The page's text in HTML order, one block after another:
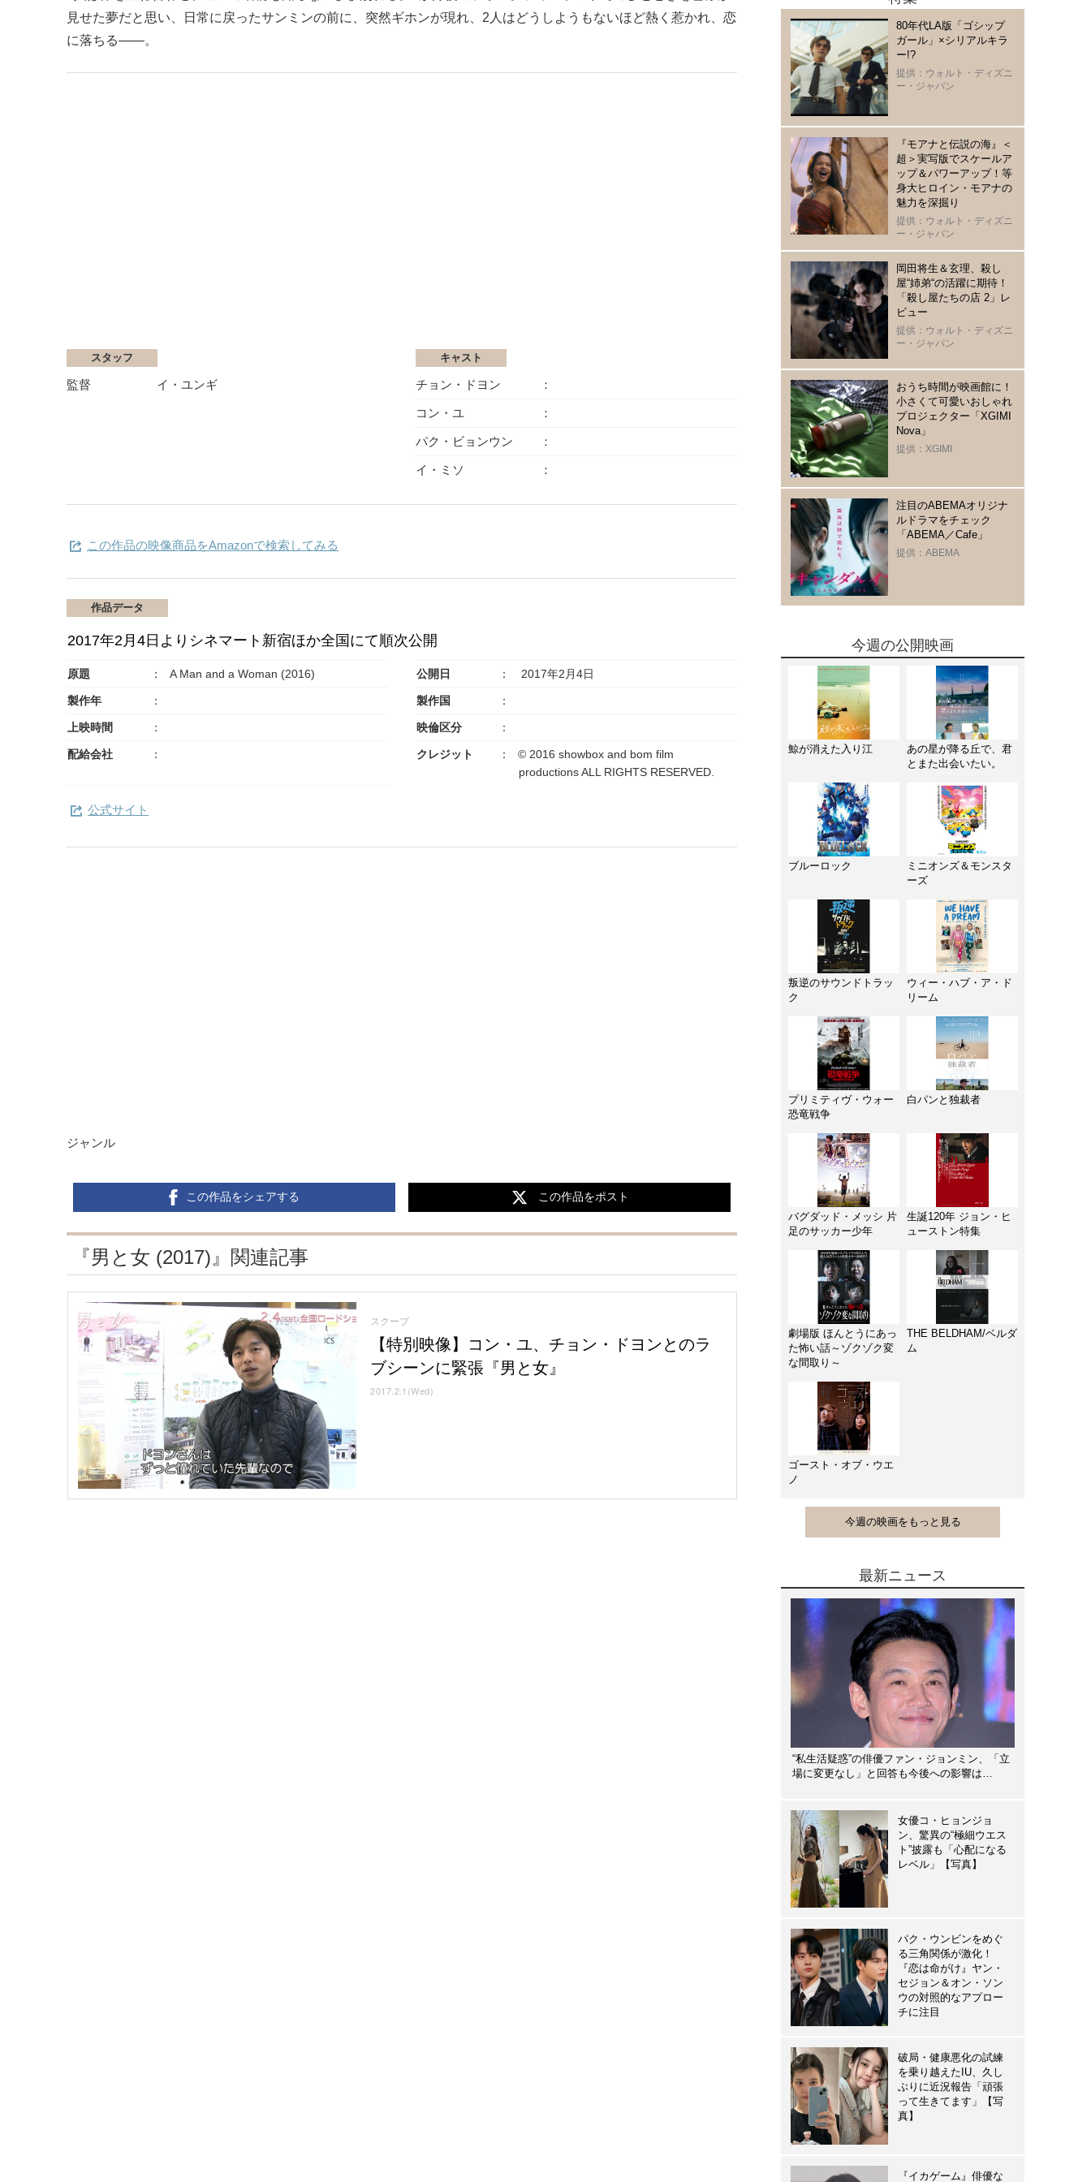
見せた夢だと思い、日常に戻ったサンミンの前に、突然ギホンが現れ、2人はどうしようもないほど熱く惹かれ、恋
に落ちる――。
スタッフ
監督 イ・ユンギ
キャスト
チョン・ドヨン
コン・ユ
パク・ビョンウン
イ・ミソ
この作品の映像商品をAmazonで検索してみる
作品データ
2017年2月4日よりシネマート新宿ほか全国にて順次公開
原題 A Man and a Woman (2016) 公開日 2017年2月4日
製作年 製作国
上映時間 映倫区分
配給会社 クレジット
© 2016 showbox and bom film
productions ALL RIGHTS RESERVED.
公式サイト
ジャンル
この作品をシェアする この作品をポスト
『男と女 (2017)』関連記事
スクープ
【特別映像】コン・ユ、チョン・ドヨンとのラ
ブシーンに緊張『男と女』
2017.2.1(Wed)
80年代LA版「ゴシップ
ガール」×シリアルキラ
ー!?
提供：ウォルト・ディズニ
ー・ジャパン
『モアナと伝説の海』＜
超＞実写版でスケールア
ップ＆パワーアップ！等
身大ヒロイン・モアナの
魅力を深掘り
提供：ウォルト・ディズニ
ー・ジャパン
岡田将生＆玄理、殺し
屋“姉弟“の活躍に期待！
「殺し屋たちの店 2」レ
ビュー
提供：ウォルト・ディズニ
ー・ジャパン
おうち時間が映画館に！
小さくて可愛いおしゃれ
プロジェクター「XGIMI
Nova」
提供：XGIMI
注目のABEMAオリジナ
ルドラマをチェック
「ABEMA／Cafe」
提供：ABEMA
今週の公開映画
鯨が消えた入り江
あの星が降る丘で、君
とまた出会いたい。
ブルーロック
ミニオンズ＆モンスタ
ーズ
叛逆のサウンドトラッ
ク
ウィー・ハブ・ア・ド
リーム
プリミティヴ・ウォー
恐竜戦争
白パンと独裁者
バグダッド・メッシ 片
足のサッカー少年
生誕120年 ジョン・ヒ
ューストン特集
劇場版 ほんとうにあっ
た怖い話～ゾクゾク変
な間取り～
THE BELDHAM/ベルダ
ム
ゴースト・オブ・ウエ
ノ
今週の映画をもっと見る
最新ニュース
“私生活疑惑”の俳優ファン・ジョンミン、「立
場に変更なし」と回答も今後への影響は…
女優コ・ヒョンジョ
ン、驚異の“極細ウエス
ト”披露も「心配になる
レベル」【写真】
パク・ウンビンをめぐ
る三角関係が激化！
『恋は命がけ』ヤン・
セジョン＆オン・ソン
ウの対照的なアプロー
チに注目
破局・健康悪化の試練
を乗り越えたIU、久し
ぶりに近況報告「頑張
って生きてます」【写
真】
『イカゲーム』俳優な